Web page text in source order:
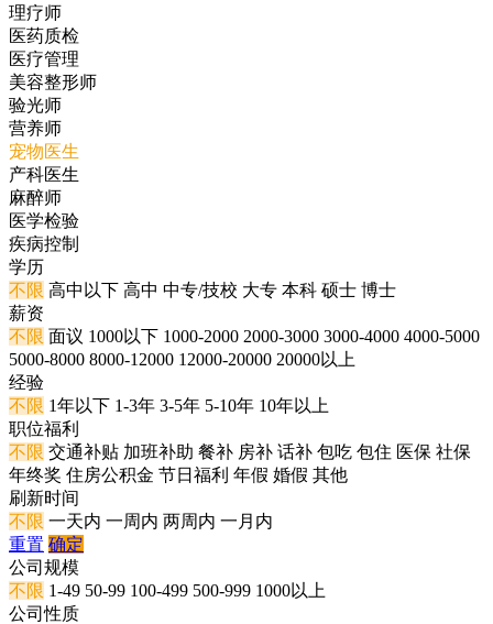
理疗师
医药质检
医疗管理
美容整形师
验光师
营养师
宠物医生
产科医生
麻醉师
医学检验
疾病控制
学历
不限 高中以下 高中 中专/技校 大专 本科 硕士 博士
薪资
不限 面议 1000以下 1000-2000 2000-3000 3000-4000 4000-5000
5000-8000 8000-12000 12000-20000 20000以上
经验
不限 1年以下 1-3年 3-5年 5-10年 10年以上
职位福利
不限 交通补贴 加班补助 餐补 房补 话补 包吃 包住 医保 社保
年终奖 住房公积金 节日福利 年假 婚假 其他
刷新时间
不限 一天内 一周内 两周内 一月内
重置 确定
公司规模
不限 1-49 50-99 100-499 500-999 1000以上
公司性质